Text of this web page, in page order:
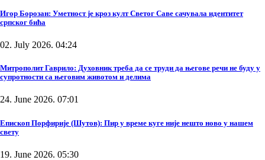
Игор Борозан: Уметност је кроз култ Светог Саве сачувала идентитет
српског бића
02. July 2026. 04:24
Митрополит Гаврило: Духовник треба да се труди да његове речи не буду у
супротности са његовим животом и делима
24. June 2026. 07:01
Епископ Порфирије (Шутов): Пир у време куге није нешто ново у нашем
свету
19. June 2026. 05:30